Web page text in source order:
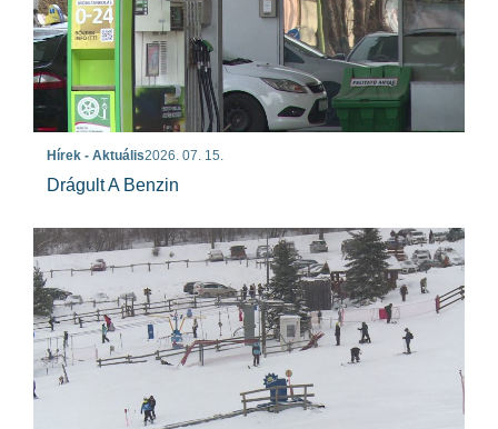
Hírek - Aktuális2026. 07. 15.
Drágult A Benzin